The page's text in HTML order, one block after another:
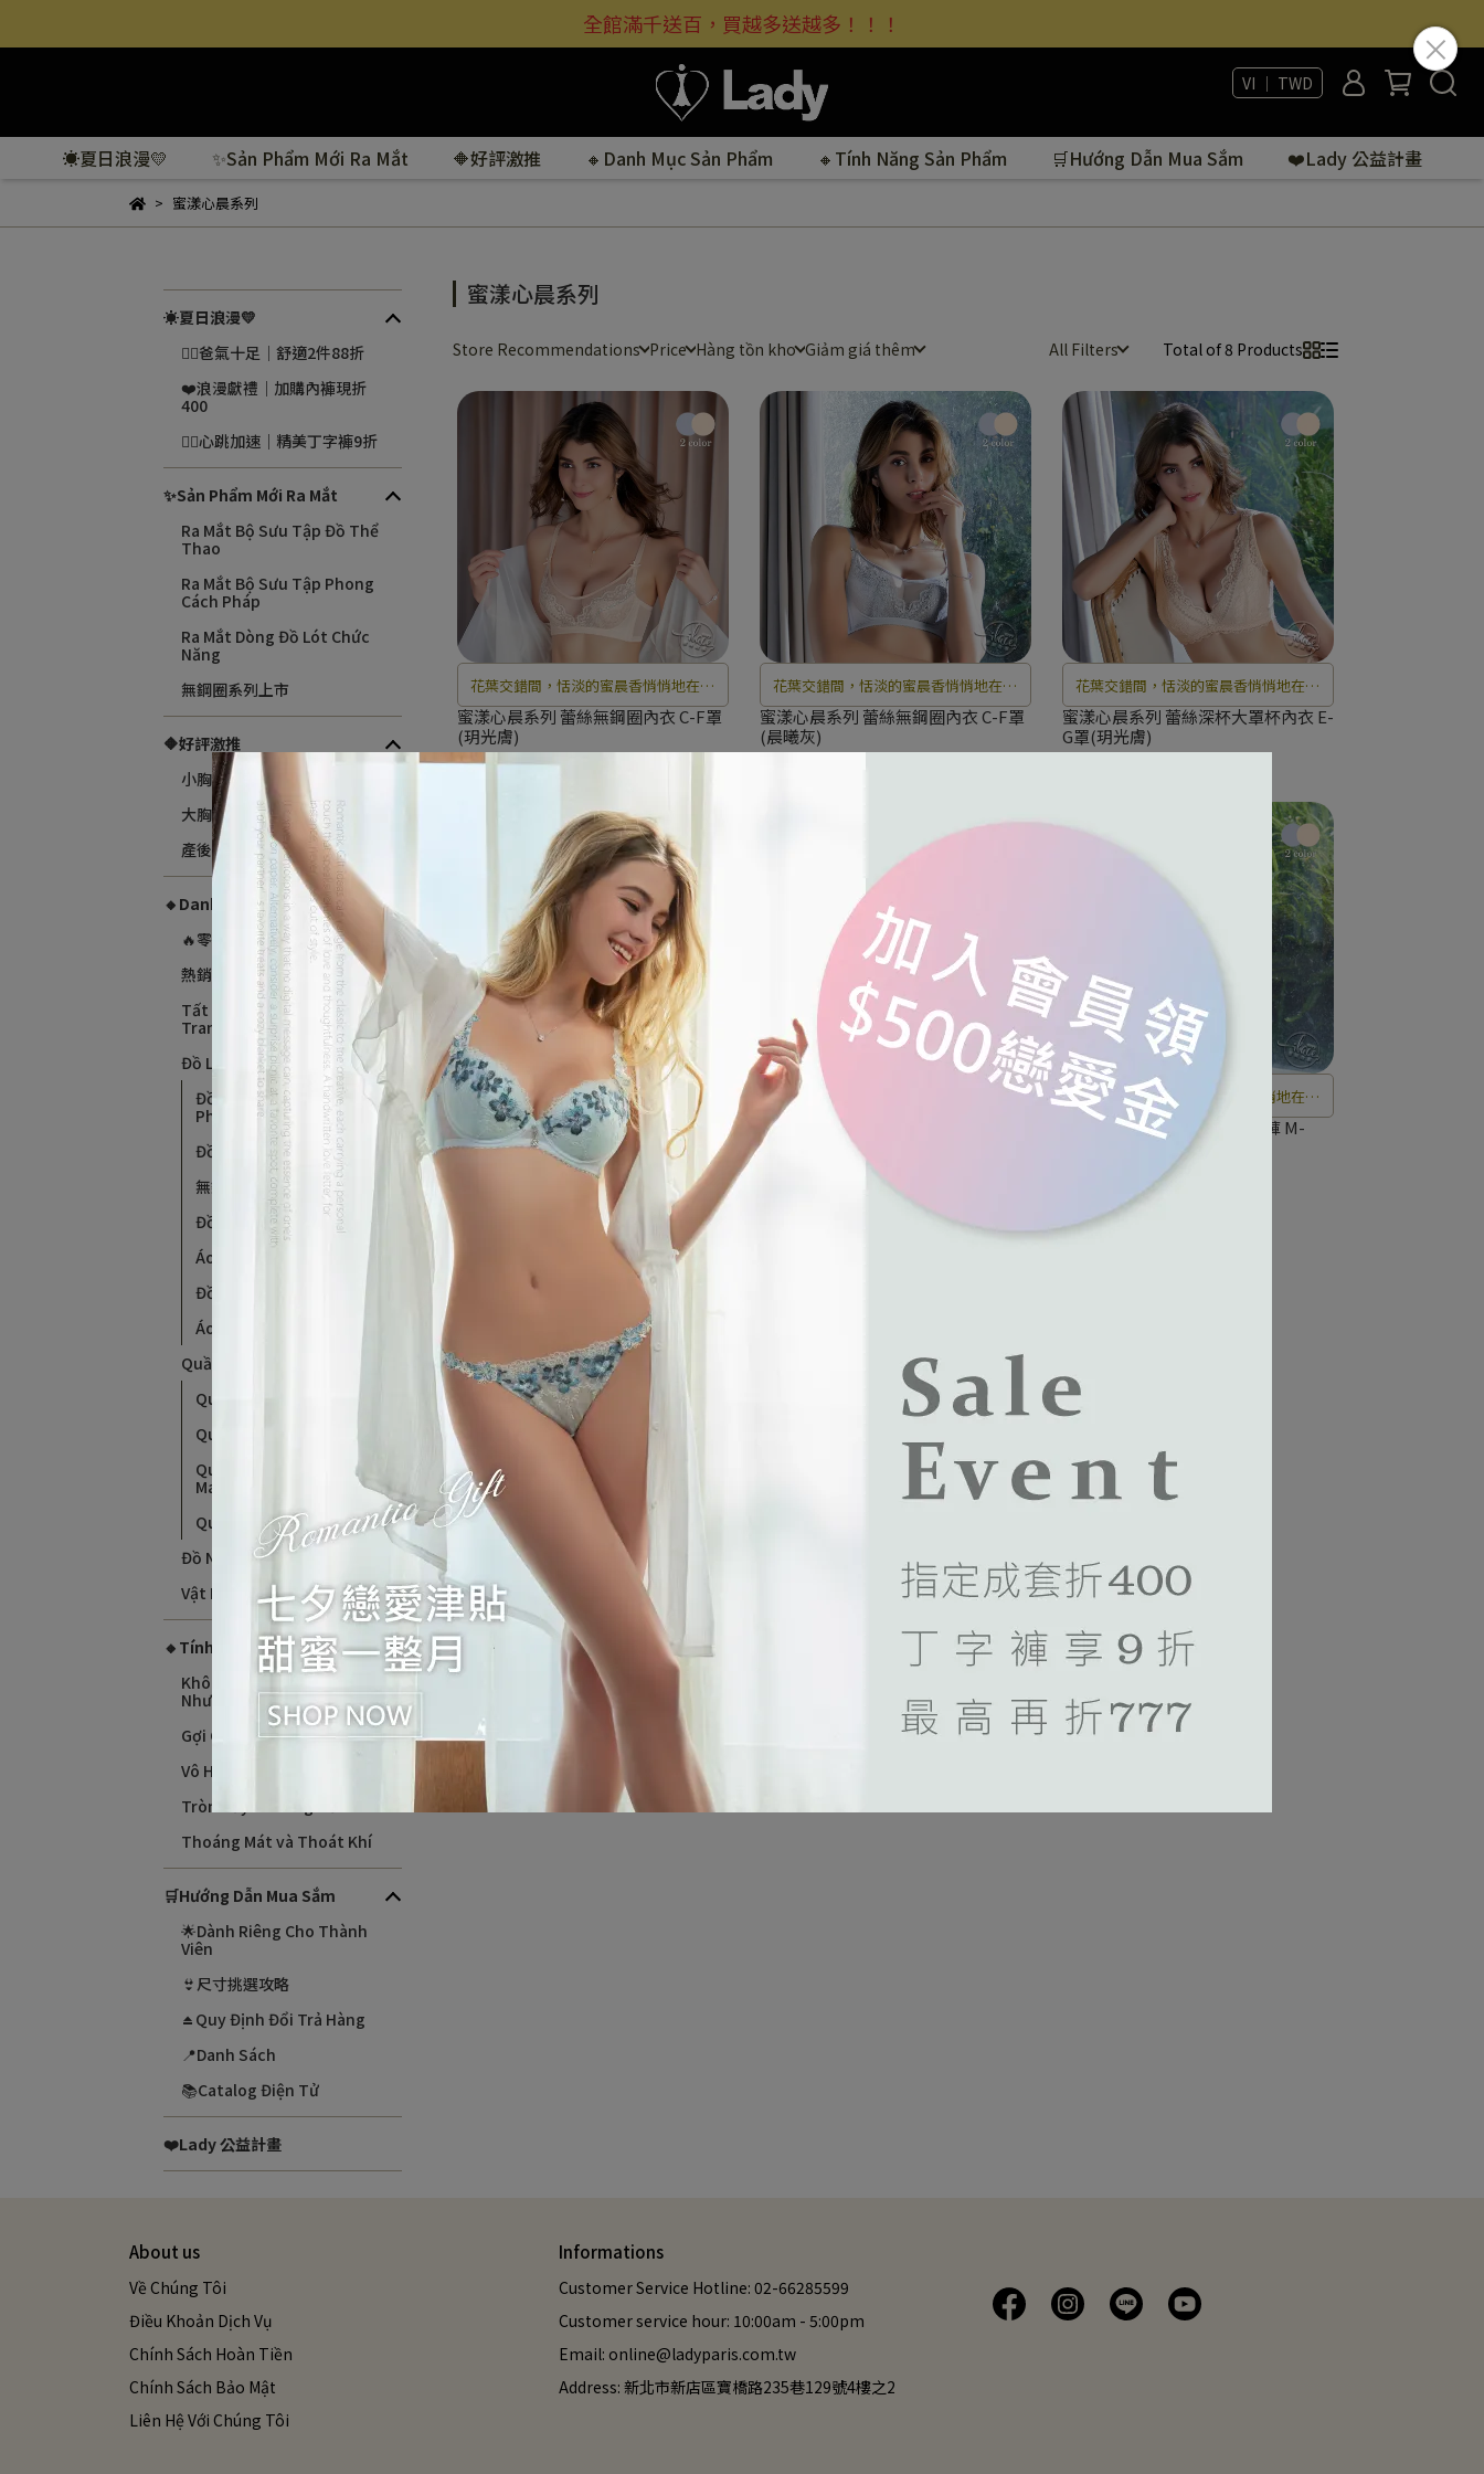
全館滿千送百，買越多送越多！！！
VI ｜ TWD
☀️夏日浪漫💛 ✨Sản Phẩm Mới Ra Mắt 🔶好評激推 🔸Danh Mục Sản Phẩm 🔸Tính Năng Sản Phẩm 🛒Hướng Dẫn Mua Sắm ❤️Lady 公益計畫
蜜漾心晨系列
☀️夏日浪漫💛
❤️‍🔥爸氣十足｜舒適2件88折
❤️浪漫獻禮｜加購內褲現折
400
❤️‍🔥心跳加速｜精美丁字褲9折
✨Sản Phẩm Mới Ra Mắt
Ra Mắt Bộ Sưu Tập Đồ Thể
Thao
Ra Mắt Bộ Sưu Tập Phong
Cách Pháp
Ra Mắt Dòng Đồ Lót Chức
Năng
無鋼圈系列上市
🔶好評激推
小胸聚攏｜穿出自信感
大胸顯瘦｜穩定不晃動
產後媽咪｜溫柔支撐力
🔸Danh Mục Sản Phẩm
🔥零碼出清
熱銷商品🔥補貨齊全
Tất Cả Sản Phẩm Trên
Trang
Đồ Lót
Đồ Lót Phong Cách
Pháp
Đồ Lót Định Hình Cơ Thể
無鋼圈內衣
Đồ Lót Cỡ Lớn
Áo Ngực Thể Thao
Đồ Lót Trơn
Áo Croptop
Quần Lót
Quần Lót Tam Giác
Quần Lót Đùi
Quần Lót Không Đường
May
Quần Lót Dây
Đồ Ngủ
Vật Phẩm Xung Quanh
🔸Tính Năng Sản Phẩm
Không Gò Bó, Cảm Giác
Như Không Mặc
Gợi Cảm Không Đệm
Vô Hình, Không Dấu Vết
Tròn Đầy và Nâng Đỡ
Thoáng Mát và Thoát Khí
🛒Hướng Dẫn Mua Sắm
🌟Dành Riêng Cho Thành
Viên
👙尺寸挑選攻略
⏏️Quy Định Đổi Trả Hàng
📍Danh Sách
📚Catalog Điện Tử
❤️Lady 公益計畫
蜜漾心晨系列
Store Recommendations Price Hàng tồn kho Giảm giá thêm All Filters Total of 8 Products
花葉交錯間，恬淡的蜜晨香悄悄地在空
氣中彌漫開來，靜靜等待花開曙光。
蜜漾心晨系列 蕾絲無鋼圈內衣 C-F罩
(玥光膚)
NT$1.890
花葉交錯間，恬淡的蜜晨香悄悄地在空
氣中彌漫開來，靜靜等待花開曙光。
蜜漾心晨系列 蕾絲無鋼圈內衣 C-F罩
(晨曦灰)
NT$1.890
花葉交錯間，恬淡的蜜晨香悄悄地在空
氣中彌漫開來，靜靜等待花開曙光。
蜜漾心晨系列 蕾絲深杯大罩杯內衣 E-
G罩(玥光膚)
NT$2.280
花葉交錯間，恬淡的蜜晨香悄悄地在空
氣中彌漫開來，靜靜等待花開曙光。
蜜漾心晨系列 蕾絲深杯大罩杯內衣 E-
G罩(晨曦灰)
花葉交錯間，恬淡的蜜晨香悄悄地在空
氣中彌漫開來，靜靜等待花開曙光。
蜜漾心晨系列 蕾絲中腰平口褲 M-
XXL(晨曦灰)
花葉交錯間，恬淡的蜜晨香悄悄地在空
氣中彌漫開來，靜靜等待花開曙光。
蜜漾心晨系列 蕾絲中腰平口褲 M-
花葉交錯間，恬淡的蜜晨香悄悄地在空
氣中彌漫開來，靜靜等待花開曙光。
蜜漾心晨系列 蕾絲中腰三角褲 M-
XXL(玥光膚)
NT$690
About us
Về Chúng Tôi
Điều Khoản Dịch Vụ
Chính Sách Hoàn Tiền
Chính Sách Bảo Mật
Liên Hệ Với Chúng Tôi
Informations
Customer Service Hotline: 02-66285599
Customer service hour: 10:00am - 5:00pm
Email: online@ladyparis.com.tw
Address: 新北市新店區寶橋路235巷129號4樓之2